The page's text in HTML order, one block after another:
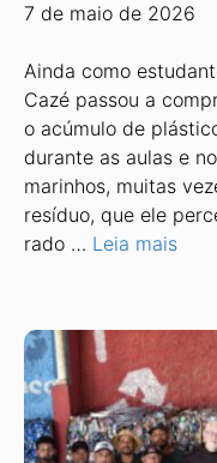
7 de maio de 2026
Ainda como
Cazé passou a
o acúmulo de
durante as aulas e
marinhos, muitas
resíduo, que ele
rado … Leia mais